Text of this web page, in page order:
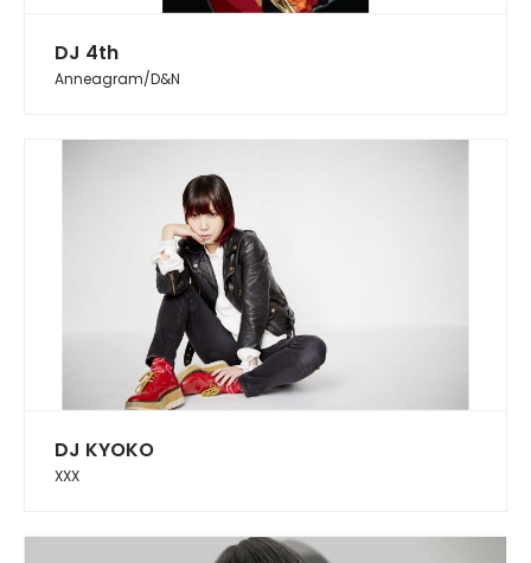
DJ 4th
Anneagram/D&N
DJ KYOKO
XXX